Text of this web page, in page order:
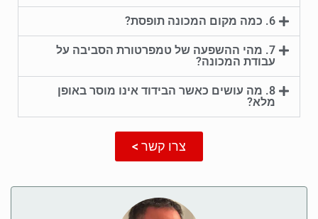
6. כמה מקום המכונה תופסת?
7. מהי ההשפעה של טמפרטורת הסביבה על
עבודת המכונה?
8. מה עושים כאשר הבידוד אינו מוסר באופן
מלא?
צרו קשר >